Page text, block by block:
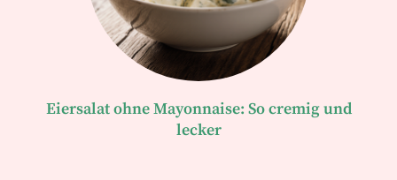
Eiersalat ohne Mayonnaise: So cremig und
lecker